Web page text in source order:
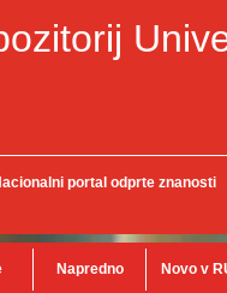
portal odprte znanosti
Napredno Novo v